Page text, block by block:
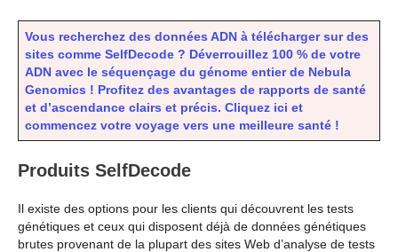
Vous recherchez des données ADN à télécharger sur des
sites comme SelfDecode ? Déverrouillez 100 % de votre
ADN avec le séquençage du génome entier de Nebula
Genomics ! Profitez des avantages de rapports de santé
et d’ascendance clairs et précis. Cliquez ici et
commencez votre voyage vers une meilleure santé !
Produits SelfDecode
Il existe des options pour les clients qui découvrent les tests
génétiques et ceux qui disposent déjà de données génétiques
brutes provenant de la plupart des sites Web d’analyse de tests